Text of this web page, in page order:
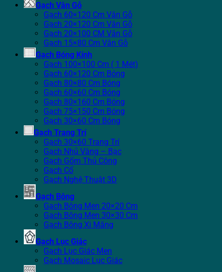
Gạch Vân Gỗ
Gạch 60×120 Cm Vân Gỗ
Gạch 20×120 Cm Vân Gỗ
Gạch 20×100 CM Vân Gỗ
Gạch 15×80 Cm Vân Gỗ
Gạch Bóng Kính
Gạch 100×100 Cm ( 1 Mét)
Gạch 60×120 Cm Bóng
Gạch 80×80 Cm Bóng
Gạch 60×60 Cm Bóng
Gạch 80×160 Cm Bóng
Gạch 75×150 Cm Bóng
Gạch 30×60 Cm Bóng
Gạch Trang Trí
Gạch 30×60 Trang Trí
Gạch Nhủ Vàng – Bạc
Gạch Gốm Thủ Công
Gạch Cổ
Gạch Nghệ Thuật 3D
Gạch Bông
Gạch Bông Men 20×20 Cm
Gạch Bông Men 30×30 Cm
Gạch Bông Xi Măng
Gạch Lục Giác
Gạch Lục Giác Men
Gạch Mosaic Lục Giác